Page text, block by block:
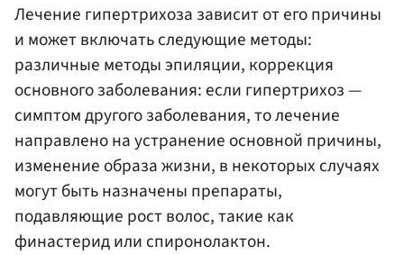
Лечение гипертрихоза зависит от его причины
и может включать следующие методы:
различные методы эпиляции, коррекция
основного заболевания: если гипертрихоз —
симптом другого заболевания, то лечение
направлено на устранение основной причины,
изменение образа жизни, в некоторых случаях
могут быть назначены препараты,
подавляющие рост волос, такие как
финастерид или спиронолактон.